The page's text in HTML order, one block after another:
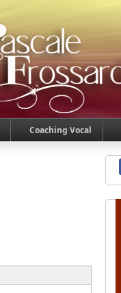
Coaching Vocal